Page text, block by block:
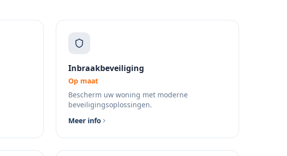
Inbraakbeveiliging
Op maat
Bescherm uw woning met moderne
beveiligingsoplossingen.
Meer info